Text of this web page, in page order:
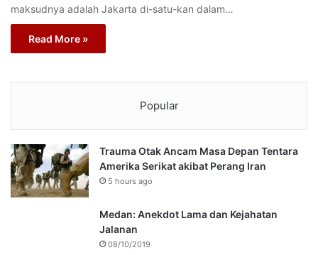
maksudnya adalah Jakarta di-satu-kan dalam…
Read More »
Popular
Trauma Otak Ancam Masa Depan Tentara
Amerika Serikat akibat Perang Iran
5 hours ago
Medan: Anekdot Lama dan Kejahatan
Jalanan
08/10/2019